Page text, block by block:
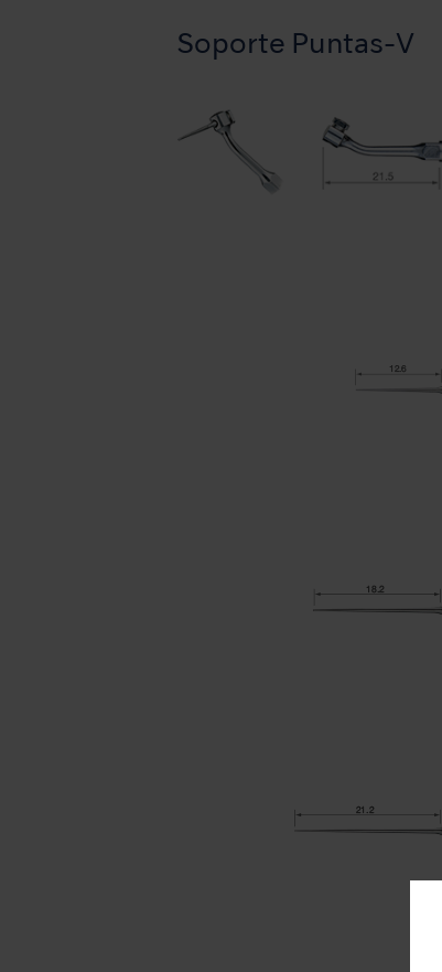
Soporte Puntas-V